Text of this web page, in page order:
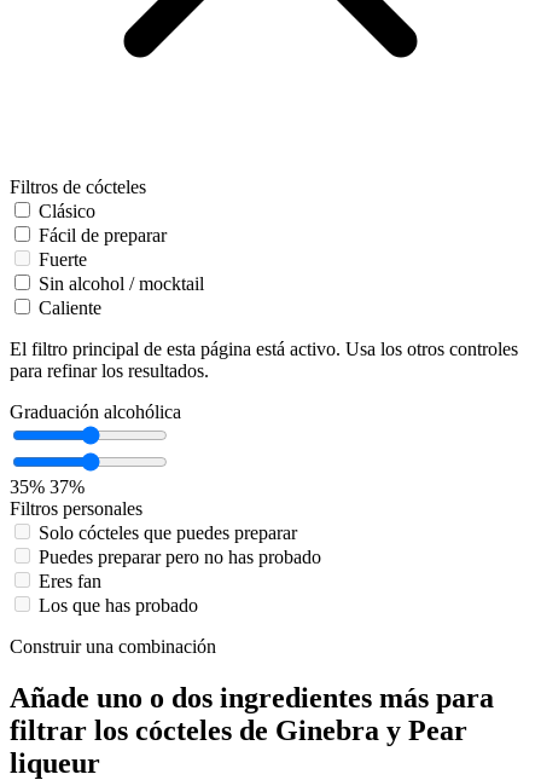
Filtros de cócteles
Clásico
Fácil de preparar
Fuerte
Sin alcohol / mocktail
Caliente
El filtro principal de esta página está activo. Usa los otros controles
para refinar los resultados.
Graduación alcohólica
35% 37%
Filtros personales
Solo cócteles que puedes preparar
Puedes preparar pero no has probado
Eres fan
Los que has probado
Construir una combinación
Añade uno o dos ingredientes más para
filtrar los cócteles de Ginebra y Pear
liqueur